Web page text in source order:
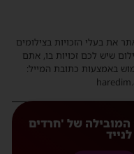
את בעלי הזכויות בצילומים
שיש לכם זכויות בו, אתם
באמצעות כתובת המייל:
המובילה של 'חרדים